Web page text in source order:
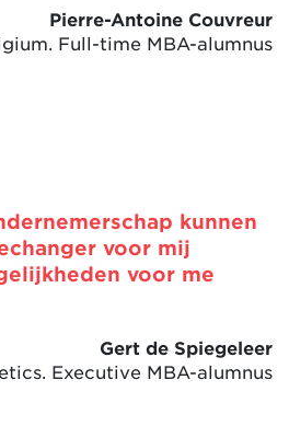
Pierre-Antoine Couvreur
Full-time MBA-alumnus
kunnen
voor mij
voor me
Gert de Spiegeleer
Executive MBA-alumnus